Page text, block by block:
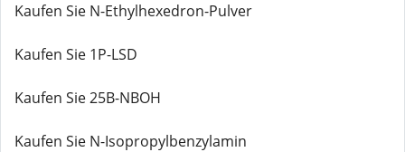
Kaufen Sie N-Ethylhexedron-Pulver
Kaufen Sie 1P-LSD
Kaufen Sie 25B-NBOH
Kaufen Sie N-Isopropylbenzylamin